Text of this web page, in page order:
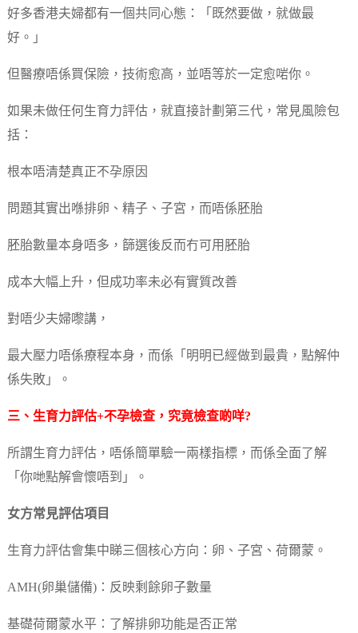
好多香港夫婦都有一個共同心態：「既然要做，就做最
好。」
但醫療唔係買保險，技術愈高，並唔等於一定愈啱你。
如果未做任何生育力評估，就直接計劃第三代，常見風險包
括：
根本唔清楚真正不孕原因
問題其實出喺排卵、精子、子宮，而唔係胚胎
胚胎數量本身唔多，篩選後反而冇可用胚胎
成本大幅上升，但成功率未必有實質改善
對唔少夫婦嚟講，
最大壓力唔係療程本身，而係「明明已經做到最貴，點解仲
係失敗」。
三、生育力評估+不孕檢查，究竟檢查啲咩?
所謂生育力評估，唔係簡單驗一兩樣指標，而係全面了解
「你哋點解會懷唔到」。
女方常見評估項目
生育力評估會集中睇三個核心方向：卵、子宮、荷爾蒙。
AMH(卵巢儲備)：反映剩餘卵子數量
基礎荷爾蒙水平：了解排卵功能是否正常